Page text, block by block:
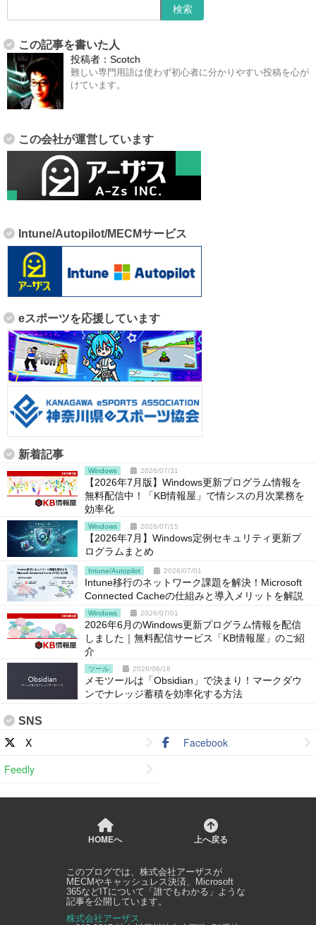
この記事を書いた人
投稿者： Scotch
難しい専門用語は使わず初心者に分かりやすい投稿を心が
けています。
この会社が運営しています
Intune/Autopilot/MECMサービス
eスポーツを応援しています
新着記事
Windows 2026/07/31
【2026年7月版】Windows更新プログラム情報を
無料配信中！「KB情報屋」で情シスの月次業務を
効率化
Windows 2026/07/15
【2026年7月】Windows定例セキュリティ更新プ
ログラムまとめ
Intune/Autopilot 2026/07/01
Intune移行のネットワーク課題を解決！Microsoft
Connected Cacheの仕組みと導入メリットを解説
Windows 2026/07/01
2026年6月のWindows更新プログラム情報を配信
しました｜無料配信サービス「KB情報屋」のご紹
介
ツール 2026/06/18
メモツールは「Obsidian」で決まり！マークダウ
ンでナレッジ蓄積を効率化する方法
SNS
X
Facebook
Feedly
HOMEへ 上へ戻る
このブログでは、 株式会社アーザスが
MECMやキャッシュレス決済、Microsoft
365などITについて「誰でもわかる」ような
記事を公開しています。
株式会社アーザス